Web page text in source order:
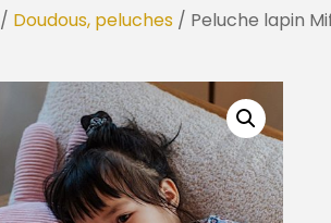
/ Doudous, peluches / Peluche lapin